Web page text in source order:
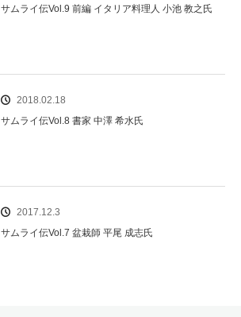
サムライ伝Vol.9 前編 イタリア料理人 小池 教之氏
2018.02.18
サムライ伝Vol.8 書家 中澤 希水氏
2017.12.3
サムライ伝Vol.7 盆栽師 平尾 成志氏